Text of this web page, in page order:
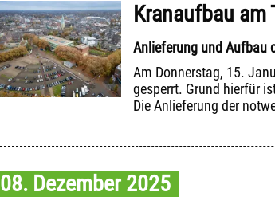
Kranaufbau
Anlieferung und Aufbau
Am Donnerstag, 15.
gesperrt. Grund hierfür
Die Anlieferung der
08. Dezember 2025